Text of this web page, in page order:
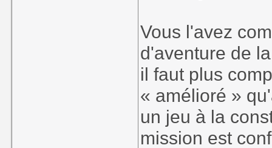
Vous l'avez
d'aventure de
il faut plus
« amélioré »
un jeu à la
mission est